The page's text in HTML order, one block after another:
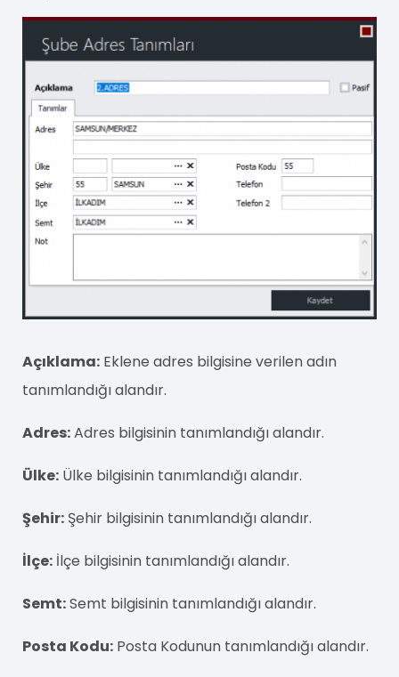
Açıklama: Eklene adres bilgisine verilen adın
tanımlandığı alandır.
Adres:Adres bilgisinin tanımlandığı alandır.
Ülke: Ülke bilgisinin tanımlandığı alandır.
Şehir: Şehir bilgisinin tanımlandığı alandır.
İlçe: İlçe bilgisinin tanımlandığı alandır.
Semt:Semt bilgisinin tanımlandığı alandır.
Posta Kodu: Posta Kodunun tanımlandığı alandır.